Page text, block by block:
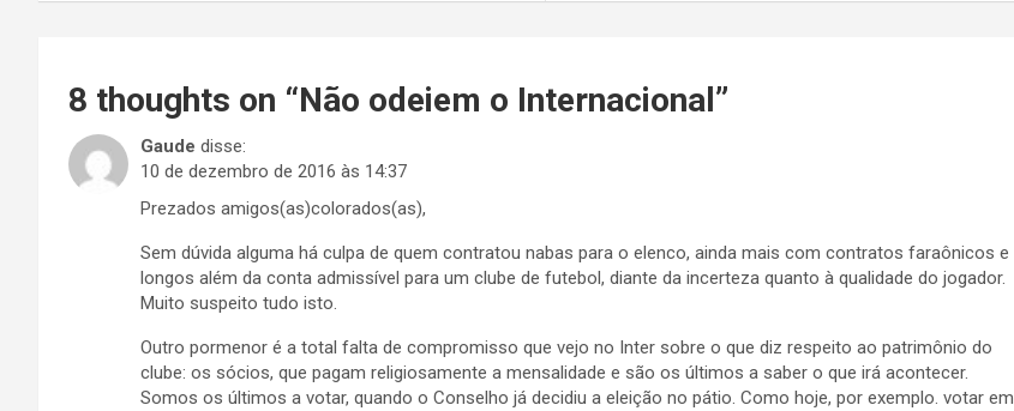
8 thoughts on “Não odeiem o Internacional”
Gaude disse:
10 de dezembro de 2016 às 14:37
Prezados amigos(as)colorados(as),
Sem dúvida alguma há culpa de quem contratou nabas para o elenco, ainda mais com contratos faraônicos e
longos além da conta admissível para um clube de futebol, diante da incerteza quanto à qualidade do jogador.
Muito suspeito tudo isto.
Outro pormenor é a total falta de compromisso que vejo no Inter sobre o que diz respeito ao patrimônio do
clube: os sócios, que pagam religiosamente a mensalidade e são os últimos a saber o que irá acontecer.
Somos os últimos a votar, quando o Conselho já decidiu a eleição no pátio. Como hoje, por exemplo. votar em